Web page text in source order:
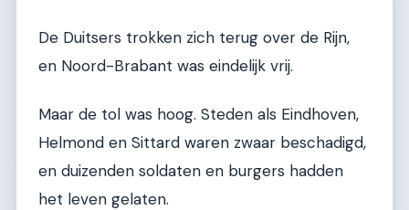
De Duitsers trokken zich terug over de Rijn,
en Noord-Brabant was eindelijk vrij.
Maar de tol was hoog. Steden als Eindhoven,
Helmond en Sittard waren zwaar beschadigd,
en duizenden soldaten en burgers hadden
het leven gelaten.